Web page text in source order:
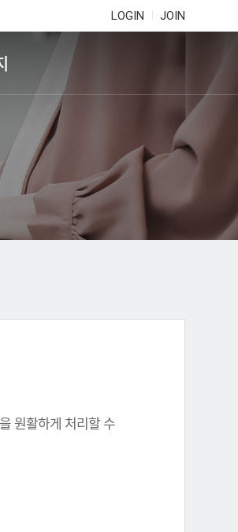
LOGIN JOIN
원활하게 처리할 수